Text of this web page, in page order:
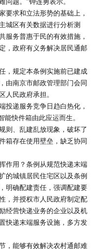
问题。”钟连勇表示。
要求和立法形势的基础上，
城区有关数据进行分析测
服务普惠于民的有效措施，
，政府有义务解决居民通邮
，规定本条例实施前已建成
由南京市邮政管理部门会同
人民政府承担。
投递服务竞争日趋白热化，
能快件箱由此应运而生。
则、乱建乱放现象，破坏了
箱存在使用壁垒，缺乏协同
作用？条例从规范快递末端
的城镇居民住宅区以及条例
明确配建责任，强调配建要
，并授权市人民政府制定配
经营快递业务的企业以及机
快递末端服务设施，多方发
，能够有效解决农村通邮难